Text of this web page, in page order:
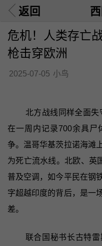
返回
危机！人类存亡
枪击穿欧洲
2025-07-05 小鸟
北方战线同样全面失
在一周内记录700余具
争。温哥华基茨拉诺海滩
为死亡流水线。北欧、英
普及空调，如今平民在钢
字超越印度的背后，是一
差。
联合国秘书长古特